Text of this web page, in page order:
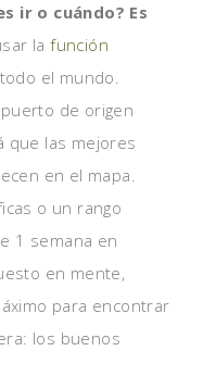
ir o cuándo? Es
lafunción
el mundo.
de origen
que las mejores
en el mapa.
o un rango
1 semana en
en mente,
para encontrar
los buenos